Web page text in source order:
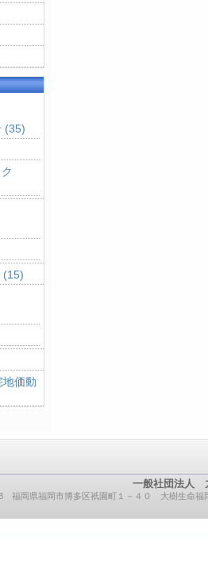
(35)
(15)
地価動
一般社団法人
福岡県福岡市博多区祇園町１－４０ 大樹生命